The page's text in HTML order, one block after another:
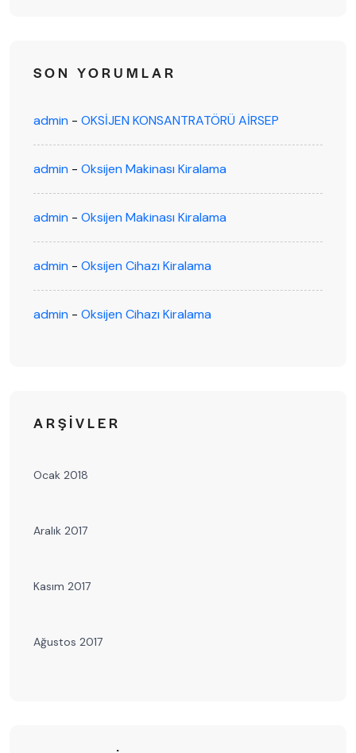
SON YORUMLAR
admin - OKSİJEN KONSANTRATÖRÜ AİRSEP
admin - Oksijen Makinası Kiralama
admin - Oksijen Makinası Kiralama
admin - Oksijen Cihazı Kiralama
admin - Oksijen Cihazı Kiralama
ARŞIVLER
Ocak 2018
Aralık 2017
Kasım 2017
Ağustos 2017